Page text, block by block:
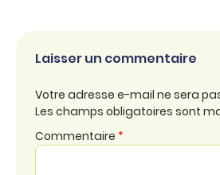
Laisser un commentaire
Votre adresse e-mail ne sera
Les champs obligatoires sont
Commentaire *